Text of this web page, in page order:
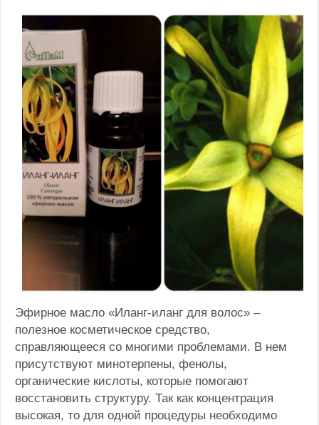
Эфирное масло «Иланг-иланг для волос» –
полезное косметическое средство,
справляющееся со многими проблемами. В нем
присутствуют минотерпены, фенолы,
органические кислоты, которые помогают
восстановить структуру. Так как концентрация
высокая, то для одной процедуры необходимо